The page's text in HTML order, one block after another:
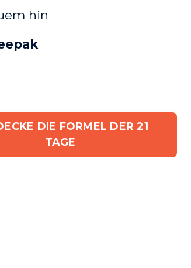
hin
DIE FORMEL DER 21
TAGE